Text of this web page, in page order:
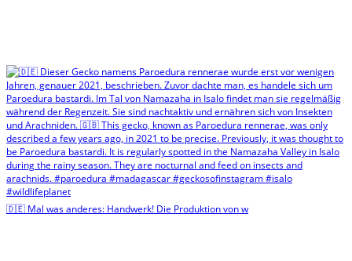
🇩🇪 Mal was anderes: Handwerk! Die Produktion von w